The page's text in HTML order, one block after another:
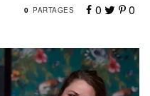
0 PARTAGES 0 0